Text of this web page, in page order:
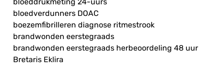
bloedverdunners DOAC
boezemfibrilleren diagnose ritmestrook
brandwonden eerstegraads
brandwonden eerstegraads herbeoordeling 48 uur
Bretaris Eklira